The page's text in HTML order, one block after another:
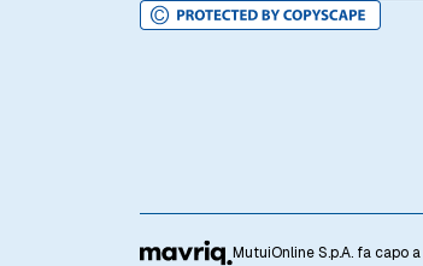
MutuiOnline S.p.A. fa capo